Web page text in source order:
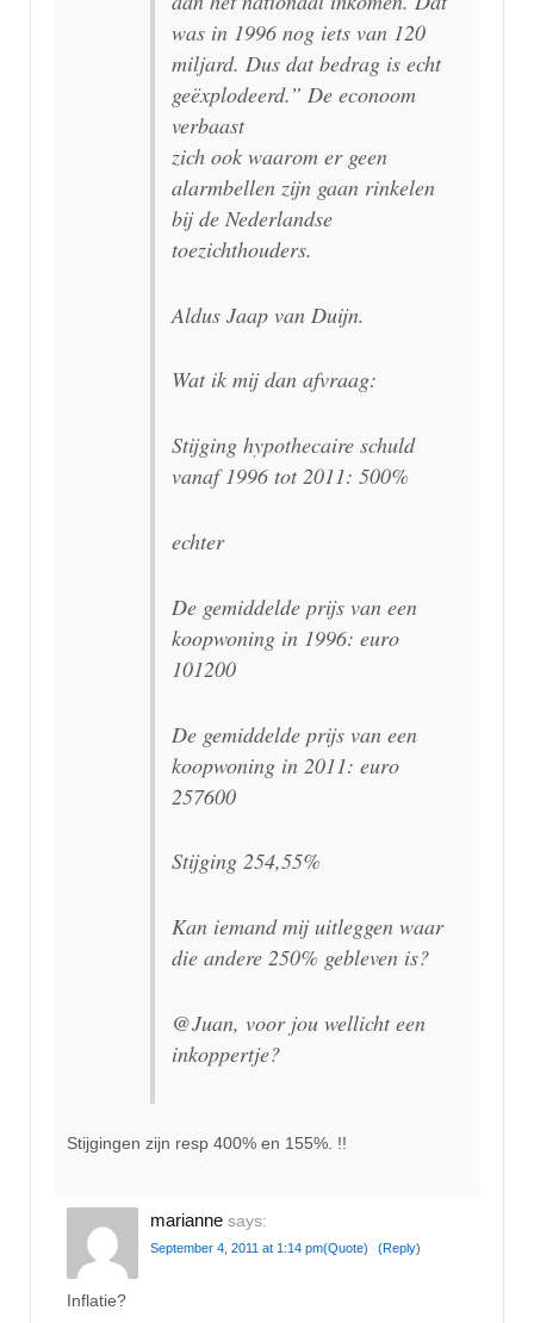
was in 1996 nog iets van 120
miljard. Dus dat bedrag is echt
geëxplodeerd.” De econoom
verbaast
zich ook waarom er geen
alarmbellen zijn gaan rinkelen
bij de Nederlandse
toezichthouders.
Aldus Jaap van Duijn.
Wat ik mij dan afvraag:
Stijging hypothecaire schuld
vanaf 1996 tot 2011: 500%
echter
De gemiddelde prijs van een
koopwoning in 1996: euro
101200
De gemiddelde prijs van een
koopwoning in 2011: euro
257600
Stijging 254,55%
Kan iemand mij uitleggen waar
die andere 250% gebleven is?
@Juan, voor jou wellicht een
inkoppertje?
Stijgingen zijn resp 400% en 155%. !!
marianne says:
September 4, 2011 at 1:14 pm(Quote) (Reply)
Inflatie?